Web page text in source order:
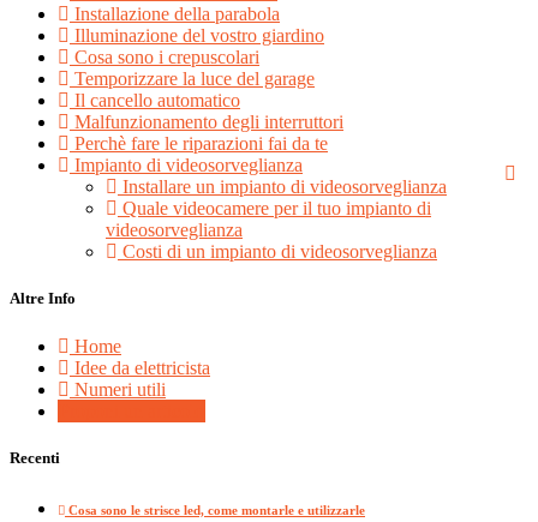
Installazione della parabola
Illuminazione del vostro giardino
Cosa sono i crepuscolari
Temporizzare la luce del garage
Il cancello automatico
Malfunzionamento degli interruttori
Perchè fare le riparazioni fai da te
Impianto di videosorveglianza
Installare un impianto di videosorveglianza
Quale videocamere per il tuo impianto di
videosorveglianza
Costi di un impianto di videosorveglianza
Altre Info
Home
Idee da elettricista
Numeri utili
Recenti
Cosa sono le strisce led, come montarle e utilizzarle